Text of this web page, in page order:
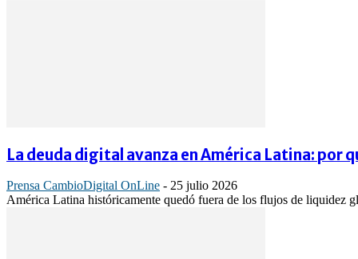
La deuda digital avanza en América Latina: por
Prensa CambioDigital OnLine - 25 julio 2026
América Latina históricamente quedó fuera de los flujos de liquidez